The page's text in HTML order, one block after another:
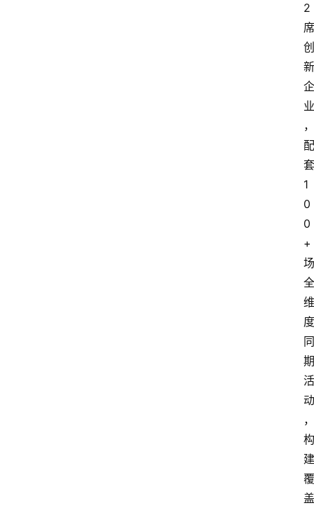
2
席
创
新
企
业
，
配
套
1
0
0
+
场
全
维
度
同
期
活
动
，
构
建
覆
盖